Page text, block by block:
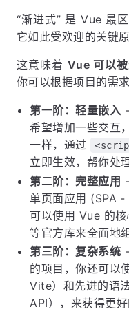
“渐进式” 是 Vue 最
它如此受欢迎的关键原
这意味着Vue 可以
你可以根据项目的需
第一阶：轻量嵌入
希望增加一些交互
一样，通过
立即生效，帮你处
第二阶：完整应用
单页面应用 (SPA
可以使用 Vue 的
等官方库来全面地
第三阶：复杂系统
的项目，你还可以
Vite）和先进的语
API），来获得更